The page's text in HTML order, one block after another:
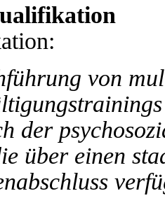
von
der
über einen